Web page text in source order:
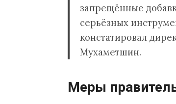
запрещённые
серьёзных
констатировал
Мухаметшин.
Меры